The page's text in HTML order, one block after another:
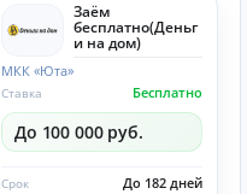
Заём
бесплатно(Деньг
и на дом)
МКК «Юта»
Бесплатно
Ставка
До 100 000 руб.
До 182 дней
Срок